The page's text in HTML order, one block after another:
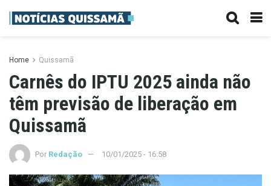
Home Quissamã
Carnês do IPTU 2025 ainda não
têm previsão de liberação em
Quissamã
Por Redação 10/01/2025 - 16:58